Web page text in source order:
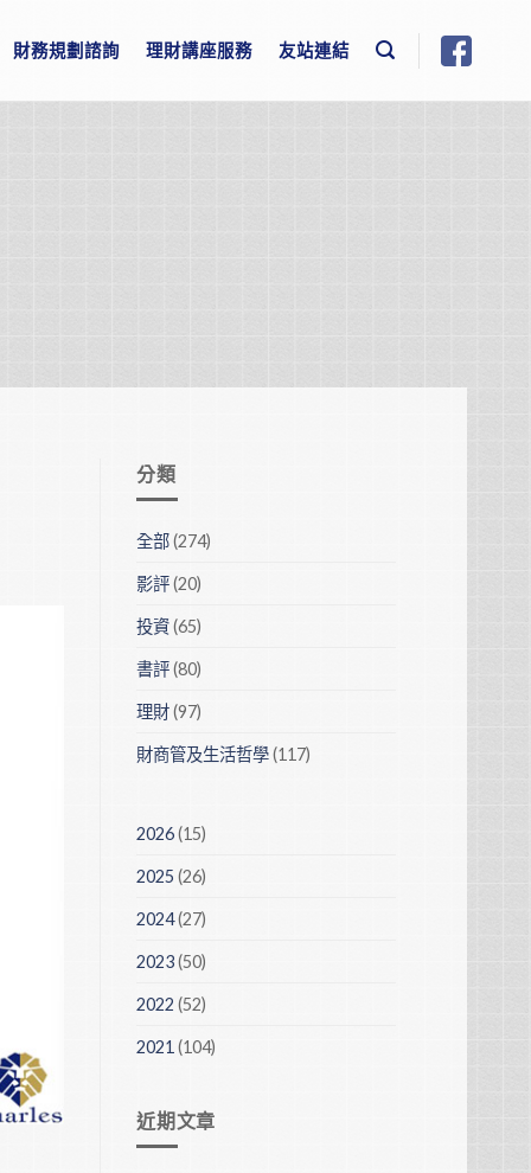
財務規劃諮詢 理財講座服務 友站連結
分類
全部(274)
影評(20)
投資(65)
書評(80)
理財(97)
財商管及生活哲學(117)
2026(15)
2025 (26)
2024(27)
2023(50)
2022 (52)
2021 (104)
近期文章